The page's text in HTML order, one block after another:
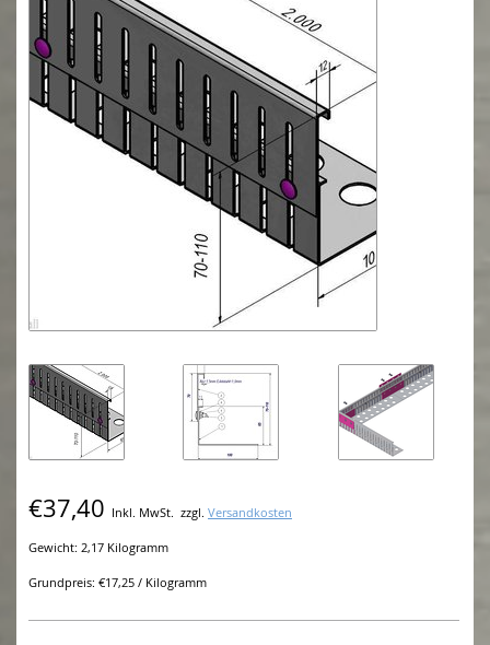
€37,40 Inkl. MwSt. zzgl. Versandkosten
Gewicht: 2,17 Kilogramm
Grundpreis: €17,25 / Kilogramm